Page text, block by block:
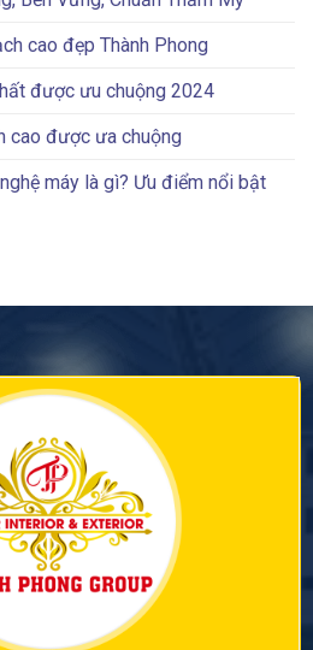
cao đẹp Thành Phong
được ưu chuộng 2024
cao được ưa chuộng
máy là gì? Ưu điểm nổi bật